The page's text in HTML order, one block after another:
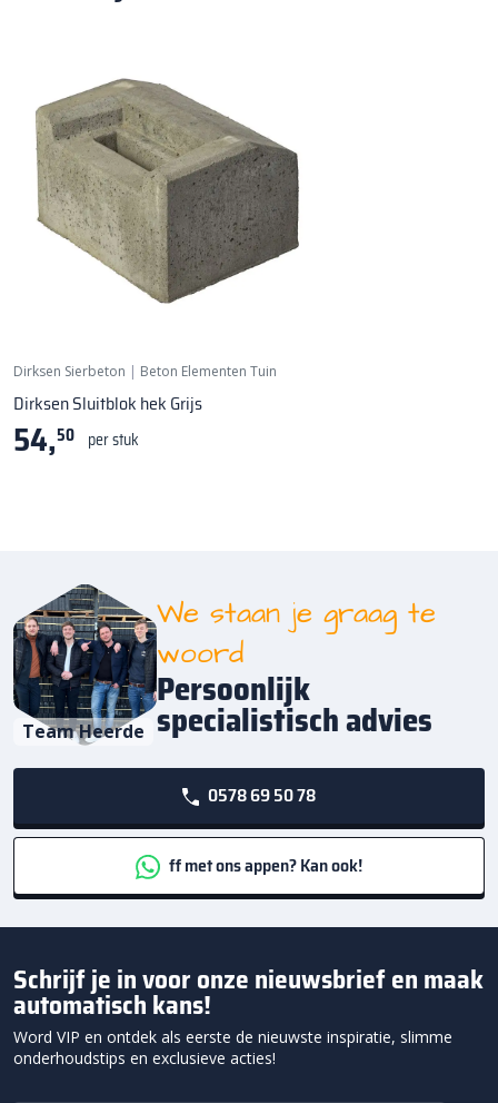
Dirksen Sierbeton | Beton Elementen Tuin
Dirksen Sluitblok hek Grijs
54,50 per stuk
Team Heerde
We staan je graag te
woord
Persoonlijk
specialistisch advies
0578 69 50 78
ff met ons appen? Kan ook!
Schrijf je in voor onze nieuwsbrief en maak
automatisch kans!
Word VIP en ontdek als eerste de nieuwste inspiratie, slimme
onderhoudstips en exclusieve acties!